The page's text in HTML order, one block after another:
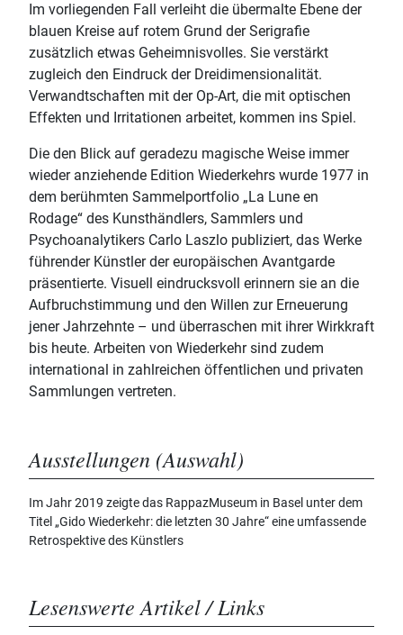
Im vorliegenden Fall verleiht die übermalte Ebene der
blauen Kreise auf rotem Grund der Serigrafie
zusätzlich etwas Geheimnisvolles. Sie verstärkt
zugleich den Eindruck der Dreidimensionalität.
Verwandtschaften mit der Op-Art, die mit optischen
Effekten und Irritationen arbeitet, kommen ins Spiel.
Die den Blick auf geradezu magische Weise immer
wieder anziehende Edition Wiederkehrs wurde 1977 in
dem berühmten Sammelportfolio „La Lune en
Rodage“ des Kunsthändlers, Sammlers und
Psychoanalytikers Carlo Laszlo publiziert, das Werke
führender Künstler der europäischen Avantgarde
präsentierte. Visuell eindrucksvoll erinnern sie an die
Aufbruchstimmung und den Willen zur Erneuerung
jener Jahrzehnte – und überraschen mit ihrer Wirkkraft
bis heute. Arbeiten von Wiederkehr sind zudem
international in zahlreichen öffentlichen und privaten
Sammlungen vertreten.
Ausstellungen (Auswahl)
Im Jahr 2019 zeigte das RappazMuseum in Basel unter dem
Titel „Gido Wiederkehr: die letzten 30 Jahre“ eine umfassende
Retrospektive des Künstlers
Lesenswerte Artikel / Links